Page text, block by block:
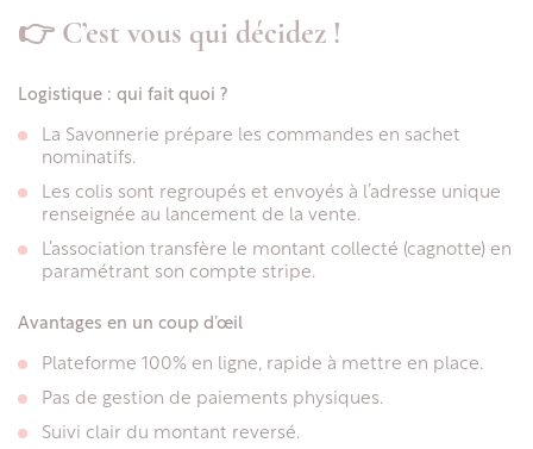
👉 C’est vous qui décidez !
Logistique : qui fait quoi ?
La Savonnerie prépare les commandes en sachet
nominatifs.
Les colis sont regroupés et envoyés à l’adresse unique
renseignée au lancement de la vente.
L’association transfère le montant collecté (cagnotte) en
paramétrant son compte stripe.
Avantages en un coup d’œil
Plateforme 100% en ligne, rapide à mettre en place.
Pas de gestion de paiements physiques.
Suivi clair du montant reversé.